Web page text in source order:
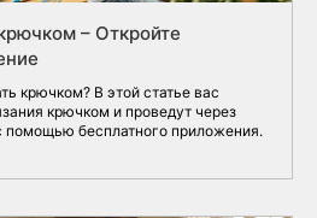
– Откройте
крючком? В этой статье вас
крючком и проведут через
помощью бесплатного приложения.